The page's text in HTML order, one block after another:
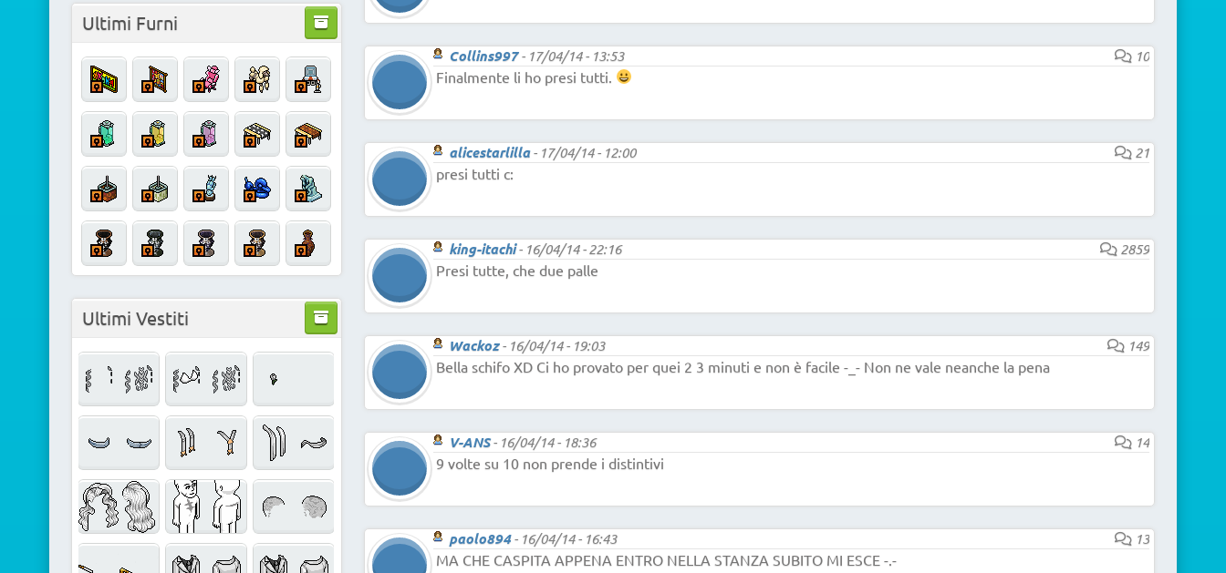
Collins997- 17/04/14 - 13:53
10
Finalmente li ho presi tutti.
alicestarlilla- 17/04/14 - 12:00
21
presi tutti c:
king-itachi- 16/04/14 - 22:16
2859
Presi tutte, che due palle
Wackoz- 16/04/14 - 19:03
149
Bella schifo XD Ci ho provato per quei 2 3 minuti e non è facile -_- Non ne vale neanche la pena
V-ANS- 16/04/14 - 18:36
14
9 volte su 10 non prende i distintivi
paolo894- 16/04/14 - 16:43
13
MA CHE CASPITA APPENA ENTRO NELLA STANZA SUBITO MI ESCE -.-
Ultimi Furni
Ultimi Vestiti